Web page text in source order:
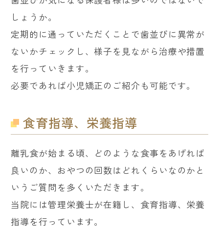
しょうか。
定期的に通っていただくことで歯並びに異常が
ないかチェックし、様子を見ながら治療や措置
を行っていきます。
必要であれば小児矯正のご紹介も可能です。
食育指導、栄養指導
離乳食が始まる頃、どのような食事をあげれば
良いのか、おやつの回数はどれくらいなのかと
いうご質問を多くいただきます。
当院には管理栄養士が在籍し、食育指導、栄養
指導を行っています。